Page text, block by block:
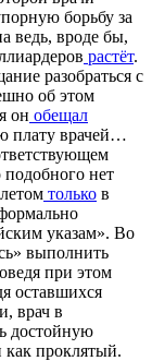
борьбу за
ведь, вроде бы,
растёт.
разобраться с
об этом
он обещал
плату врачей…
подобного нет
только в
указам». Во
выполнить
при этом
оставшихся
врач в
достойную
как проклятый.